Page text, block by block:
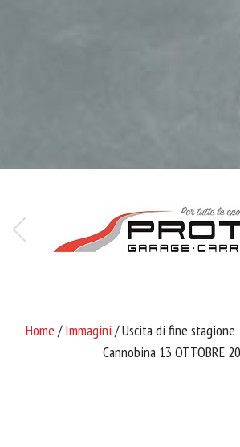
Home /Immagini / Uscita di fine stagione
Cannobina 13 OTTOBRE